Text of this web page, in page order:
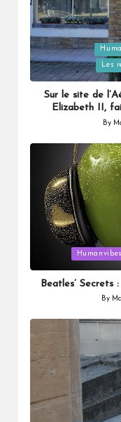
Posted
in
Les
Sur le site de
Elizabeth II,
Posted
By
in
Beatles’ Secrets
Posted
By